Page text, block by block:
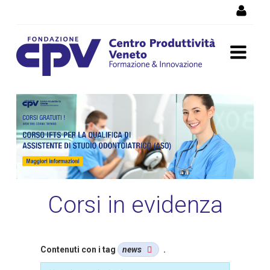
Corsi di formazione
Vicenza, corsi professionali
e per disoccupati
Corsi in evidenza
Contenuti con i tag news .